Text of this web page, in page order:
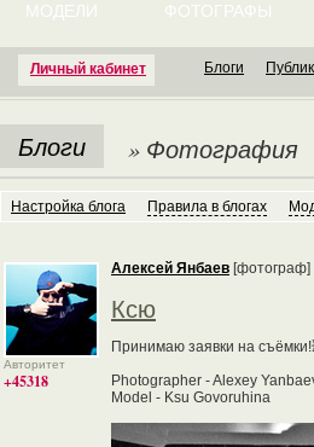
Личный кабинет
МОДЕЛИ ФОТОГРАФЫ
Блоги
Блоги » Фотография
Настройка блога Правила в блогах
Авторитет
+45318
Алексей Янбаев [фотограф]
Ксю
Принимаю заявки на
Photographer - Alexey
Model - Ksu Govoruhina